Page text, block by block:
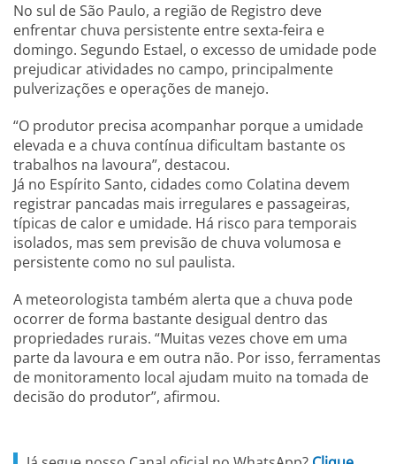
No sul de São Paulo, a região de Registro deve
enfrentar chuva persistente entre sexta-feira e
domingo. Segundo Estael, o excesso de umidade pode
prejudicar atividades no campo, principalmente
pulverizações e operações de manejo.
“O produtor precisa acompanhar porque a umidade
elevada e a chuva contínua dificultam bastante os
trabalhos na lavoura”, destacou.
Já no Espírito Santo, cidades como Colatina devem
registrar pancadas mais irregulares e passageiras,
típicas de calor e umidade. Há risco para temporais
isolados, mas sem previsão de chuva volumosa e
persistente como no sul paulista.
A meteorologista também alerta que a chuva pode
ocorrer de forma bastante desigual dentro das
propriedades rurais. “Muitas vezes chove em uma
parte da lavoura e em outra não. Por isso, ferramentas
de monitoramento local ajudam muito na tomada de
decisão do produtor”, afirmou.